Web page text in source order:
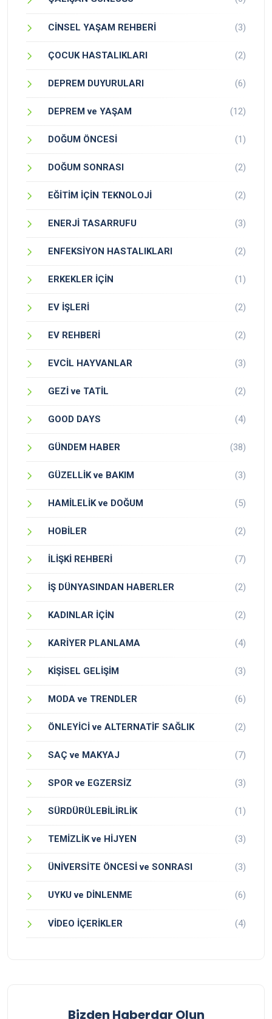
CİNSEL YAŞAM REHBERİ (3)
ÇOCUK HASTALIKLARI (2)
DEPREM DUYURULARI (6)
DEPREM ve YAŞAM (12)
DOĞUM ÖNCESİ (1)
DOĞUM SONRASI (2)
EĞİTİM İÇİN TEKNOLOJİ (2)
ENERJİ TASARRUFU (3)
ENFEKSİYON HASTALIKLARI (2)
ERKEKLER İÇİN (1)
EV İŞLERİ (2)
EV REHBERİ (2)
EVCİL HAYVANLAR (3)
GEZİ ve TATİL (2)
GOOD DAYS (4)
GÜNDEM HABER (38)
GÜZELLİK ve BAKIM (3)
HAMİLELİK ve DOĞUM (5)
HOBİLER (2)
İLİŞKİ REHBERİ (7)
İŞ DÜNYASINDAN HABERLER (2)
KADINLAR İÇİN (2)
KARİYER PLANLAMA (4)
KİŞİSEL GELİŞİM (3)
MODA ve TRENDLER (6)
ÖNLEYİCİ ve ALTERNATİF SAĞLIK (2)
SAÇ ve MAKYAJ (7)
SPOR ve EGZERSİZ (3)
SÜRDÜRÜLEBİLİRLİK (1)
TEMİZLİK ve HİJYEN (3)
ÜNİVERSİTE ÖNCESİ ve SONRASI (3)
UYKU ve DİNLENME (6)
VİDEO İÇERİKLER (4)
Bizden Haberdar Olun